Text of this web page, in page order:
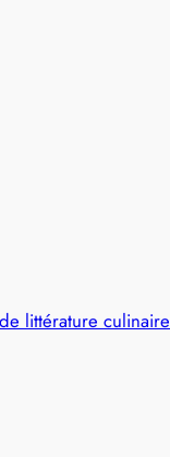
littérature culinaire